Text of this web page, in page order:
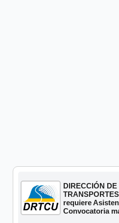
DIRECCIÓN DE
requiere
Convocatoria